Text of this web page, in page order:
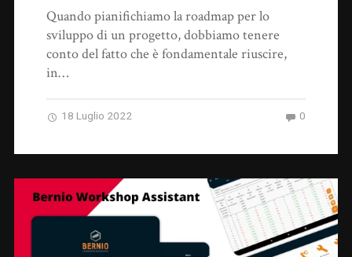
Quando pianifichiamo la roadmap per lo
sviluppo di un progetto, dobbiamo tenere
conto del fatto che è fondamentale riuscire,
in…
18 Luglio 2022 0